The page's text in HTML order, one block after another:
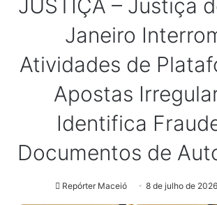
JUSTIÇA – Justiça
Janeiro
Atividades de
Apostas
Identifica
Documentos de
Repórter Maceió 8 de julho de